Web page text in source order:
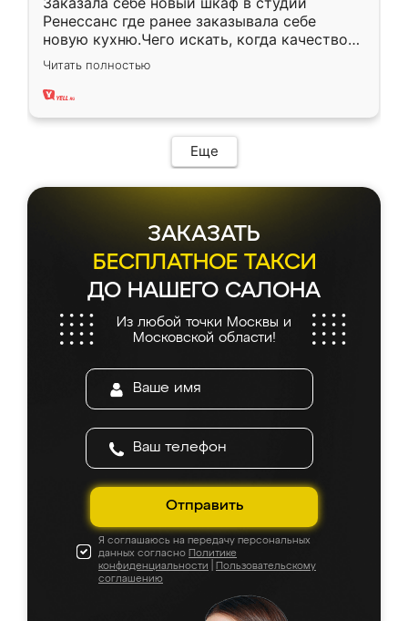
Ренессанс где ранее заказывала себе
новую кухню.Чего искать, когда качеством
вполне довольна. Служит кухня уже почти
два года, нареканий нет.
Читать полностью
Еще
ЗАКАЗАТЬ
БЕСПЛАТНОЕ ТАКСИ
ДО НАШЕГО САЛОНА
Из любой точки Москвы и
Московской области!
Отправить
Я соглашаюсь на передачу персональных
данных согласно Политике
конфиденциальности
Пользовательскому
соглашению